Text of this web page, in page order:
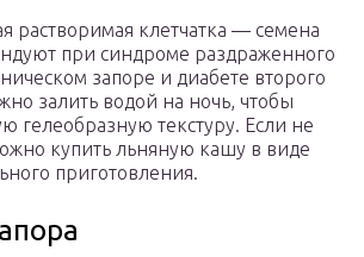
растворимая клетчатка — семена
при синдроме раздраженного
запоре и диабете второго
залить водой на ночь, чтобы
гелеобразную текстуру. Если не
купить льняную кашу в виде
приготовления.